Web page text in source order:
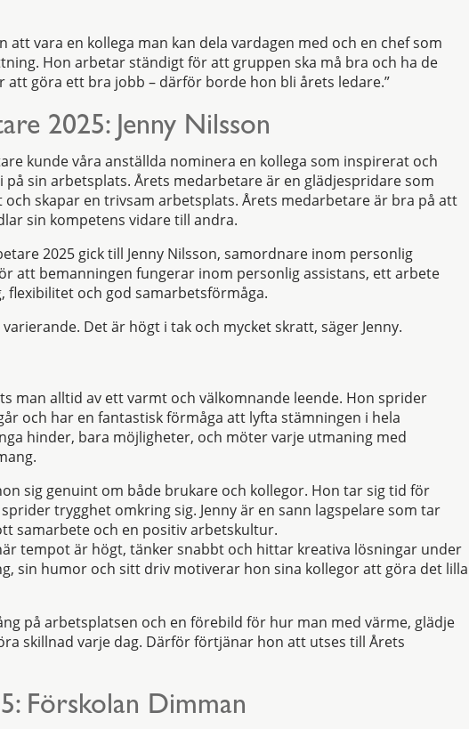
att vara en kollega man kan dela vardagen med och en chef som
Hon arbetar ständigt för att gruppen ska må bra och ha de
göra ett bra jobb – därför borde hon bli årets ledare.”
2025: Jenny Nilsson
kunde våra anställda nominera en kollega som inspirerat och
sin arbetsplats. Årets medarbetare är en glädjespridare som
skapar en trivsam arbetsplats. Årets medarbetare är bra på att
sin kompetens vidare till andra.
2025 gick till Jenny Nilsson, samordnare inom personlig
att bemanningen fungerar inom personlig assistans, ett arbete
flexibilitet och god samarbetsförmåga.
Det är högt i tak och mycket skratt, säger Jenny.
man alltid av ett varmt och välkomnande leende. Hon sprider
och har en fantastisk förmåga att lyfta stämningen i hela
hinder, bara möjligheter, och möter varje utmaning med
sig genuint om både brukare och kollegor. Hon tar sig tid för
trygghet omkring sig. Jenny är en sann lagspelare som tar
samarbete och en positiv arbetskultur.
tempot är högt, tänker snabbt och hittar kreativa lösningar under
sin humor och sitt driv motiverar hon sina kollegor att göra det lilla
på arbetsplatsen och en förebild för hur man med värme, glädje
skillnad varje dag. Därför förtjänar hon att utses till Årets
Förskolan Dimman